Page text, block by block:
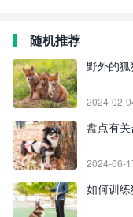
随机推荐
野外的
2024-02-
盘点有
2024-06-
如何训